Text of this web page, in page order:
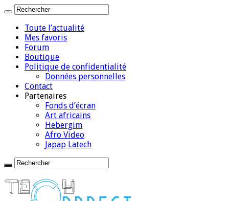
Toute l’actualité
Mes favoris
Forum
Boutique
Politique de confidentialité
Données personnelles
Contact
Partenaires
Fonds d’écran
Art africains
Hebergim
Afro Video
Japap Latech